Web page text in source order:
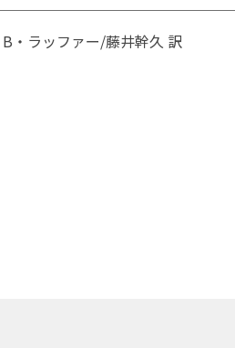
・ラッファー/藤井幹久 訳